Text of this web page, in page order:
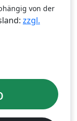
von der
zzgl.